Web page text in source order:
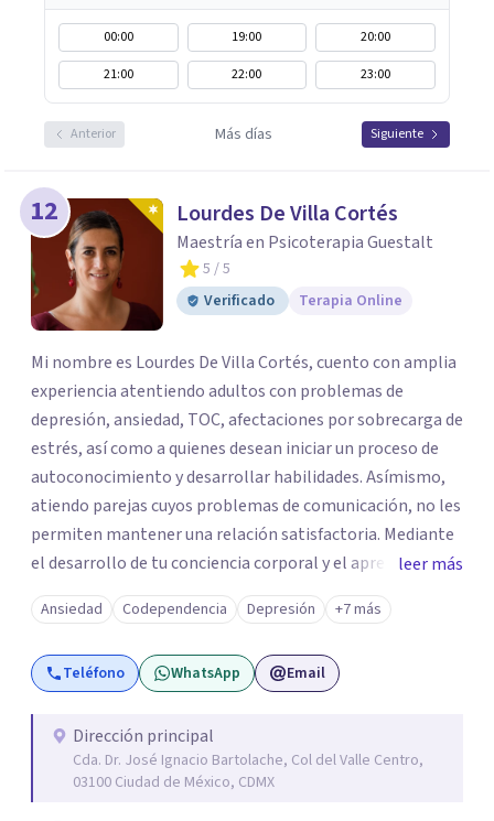
00:00 19:00
20:00
21:00
22:00 23:00
Anterior Más días Siguiente
12 Lourdes De Villa Cortés
Maestría en Psicoterapia Guestalt
5 / 5
Verificado
Terapia Online
Mi nombre es Lourdes De Villa Cortés, cuento con amplia
experiencia atentiendo adultos con problemas de
depresión, ansiedad, TOC, afectaciones por sobrecarga de
estrés, así como a quienes desean iniciar un proceso de
autoconocimiento y desarrollar habilidades. Asímismo,
atiendo parejas cuyos problemas de comunicación, no les
permiten mantener una relación satisfactoria. Mediante
el desarrollo de tu conciencia corporal y el aprendizaje de
diversas técnicas, puedo ayudarte a trascender estados
mentales y afectivos que restan calidad a tu vida. Cuento
con una formación en psicoterapia guestalt, que
complementé con diversos diplomados en terapia
funcionan tus hábitos mentales, aprendes cómo salirte
de estados que restan calidad a tu vida mental, emocional
y a tus relaciones. Juntos, podemos planear una
leer más
Ansiedad Codependencia Depresión +7 más
Teléfono WhatsApp Email
Dirección principal
Cda. Dr. José Ignacio Bartolache, Col del Valle Centro,
03100 Ciudad de México, CDMX